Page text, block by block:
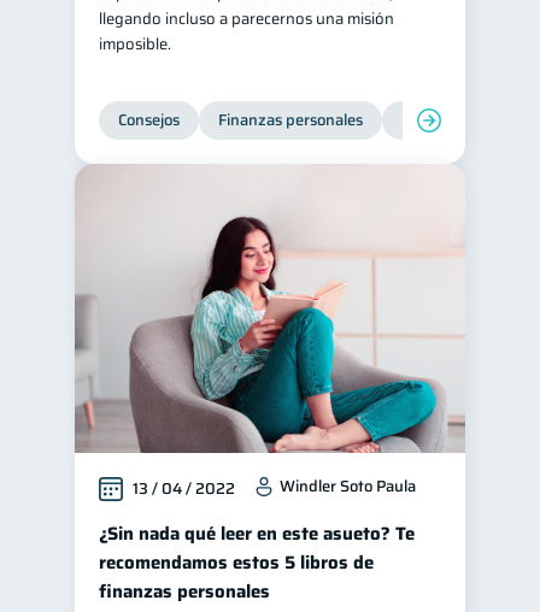
llegando incluso a parecernos una misión
imposible.
Consejos Finanzas personales Educación
13 / 04 / 2022 Windler Soto Paula
¿Sin nada qué leer en este asueto? Te
recomendamos estos 5 libros de
finanzas personales